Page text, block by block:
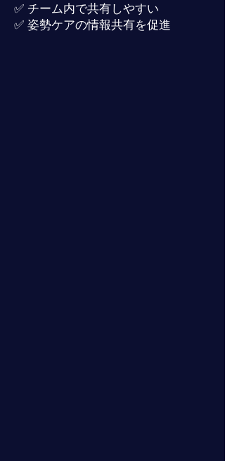
✅ チーム内で共有しやすい
✅ 姿勢ケアの情報共有を促進